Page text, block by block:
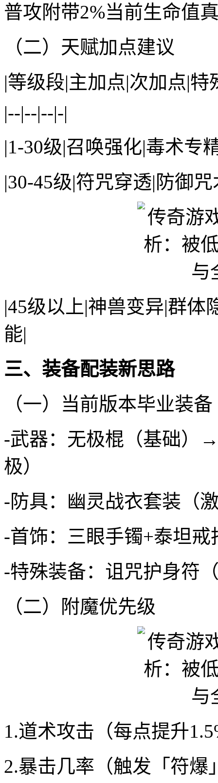
普攻附带2%当前生命值
（二）天赋加点建议
|等级段|主加点|次加点|特
|--|--|--|-|
|1-30级|召唤强化|毒术专
|30-45级|符咒穿透|防御
|45级以上|神兽变异|群体
能|
三、装备配装新思路
（一）当前版本毕业装备
-武器：无极棍（基础）
极）
-防具：幽灵战衣套装（
-首饰：三眼手镯+泰坦戒
-特殊装备：诅咒护身符
（二）附魔优先级
1.道术攻击（每点提升
2.暴击几率（触发「符爆